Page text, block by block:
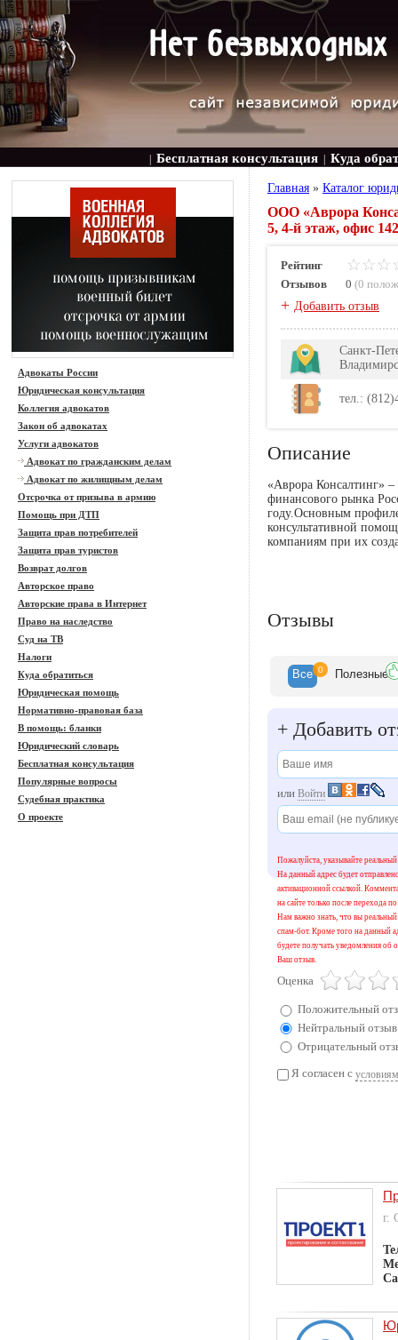
Бесплатная консультация Куда
Адвокаты России
Юридическая консультация
Коллегия адвокатов
Закон об адвокатах
Услуги адвокатов
Адвокат по гражданским делам
Адвокат по жилищным делам
Отсрочка от призыва в армию
Помощь при ДТП
Защита прав потребителей
Защита прав туристов
Возврат долгов
Авторское право
Авторские права в Интернет
Право на наследство
Суд на ТВ
Налоги
Куда обратиться
Юридическая помощь
Нормативно-правовая база
В помощь: бланки
Юридический словарь
Бесплатная консультация
Популярные вопросы
Судебная практика
О проекте
Главная » Каталог
ООО «Аврора
5, 4-й этаж, офис 142
Рейтинг
Отзывов
0 (0
+ Добавить отзыв
Санкт-
тел.:
Описание
«Аврора Консалтинг»
финансового рынка
году.Основным
консультативной
компаниям при их
Отзывы
Все 0 Полезные
+ Добавить
или Войти
Пожалуйста, указывайте
На данный адрес будет
активационной ссылкой.
на сайте только после перехода
Нам важно знать, что вы реальный
спам-бот. Кроме того на данный
будете получать уведомления об
Ваш отзыв.
Оценка
Положительный
Нейтральный отзыв
Отрицательный
Я согласен с
г.